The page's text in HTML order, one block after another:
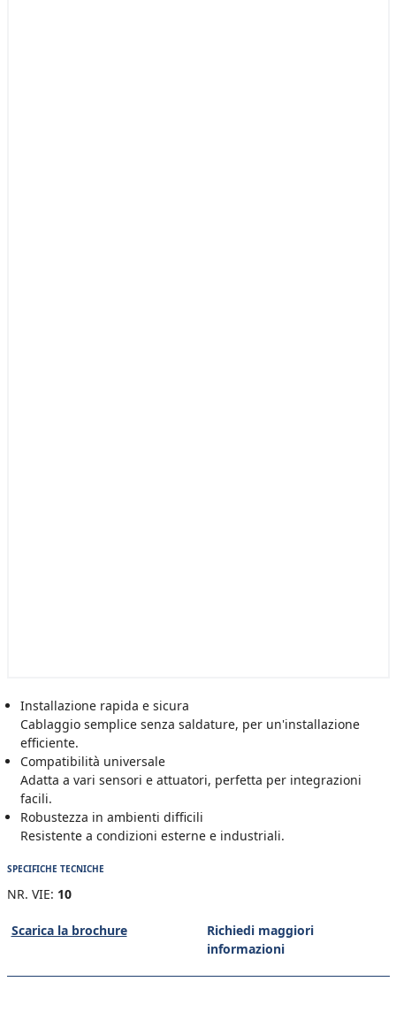
Installazione rapida e sicura
Cablaggio semplice senza saldature, per un'installazione
efficiente.
Compatibilità universale
Adatta a vari sensori e attuatori, perfetta per integrazioni
facili.
Robustezza in ambienti difficili
Resistente a condizioni esterne e industriali.
SPECIFICHE TECNICHE
NR. VIE: 10
Scarica la brochure
Richiedi maggiori
informazioni